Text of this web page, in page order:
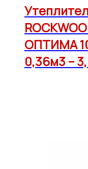
ОПТИМА
0,36м3 –